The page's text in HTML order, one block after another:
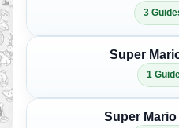
3
Super
1
Super